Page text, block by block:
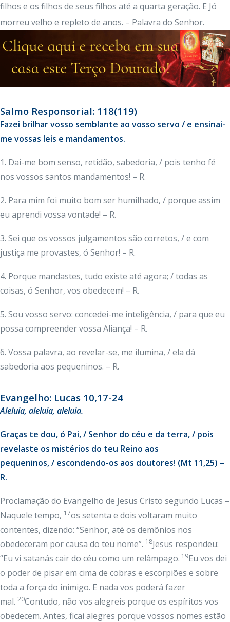
filhos e os filhos de seus filhos até a quarta geração. E Jó
morreu velho e repleto de anos. – Palavra do Senhor.
Salmo Responsorial: 118(119)
Fazei brilhar vosso semblante ao vosso servo / e ensinai-
me vossas leis e mandamentos.
1. Dai-me bom senso, retidão, sabedoria, / pois tenho fé
nos vossos santos mandamentos! – R.
2. Para mim foi muito bom ser humilhado, / porque assim
eu aprendi vossa vontade! – R.
3. Sei que os vossos julgamentos são corretos, / e com
justiça me provastes, ó Senhor! – R.
4. Porque mandastes, tudo existe até agora; / todas as
coisas, ó Senhor, vos obedecem! – R.
5. Sou vosso servo: concedei-me inteligência, / para que eu
possa compreender vossa Aliança! – R.
6. Vossa palavra, ao revelar-se, me ilumina, / ela dá
sabedoria aos pequeninos. – R.
Evangelho: Lucas 10,17-24
Aleluia, aleluia, aleluia.
Graças te dou, ó Pai, / Senhor do céu e da terra, / pois
revelaste os mistérios do teu Reino aos
pequeninos, / escondendo-os aos doutores! (Mt 11,25) –
R.
Proclamação do Evangelho de Jesus Cristo segundo Lucas –
Naquele tempo, 17os setenta e dois voltaram muito
contentes, dizendo: “Senhor, até os demônios nos
obedeceram por causa do teu nome”. 18Jesus respondeu:
“Eu vi satanás cair do céu como um relâmpago. 19Eu vos dei
o poder de pisar em cima de cobras e escorpiões e sobre
toda a força do inimigo. E nada vos poderá fazer
mal. 20Contudo, não vos alegreis porque os espíritos vos
obedecem. Antes, ficai alegres porque vossos nomes estão